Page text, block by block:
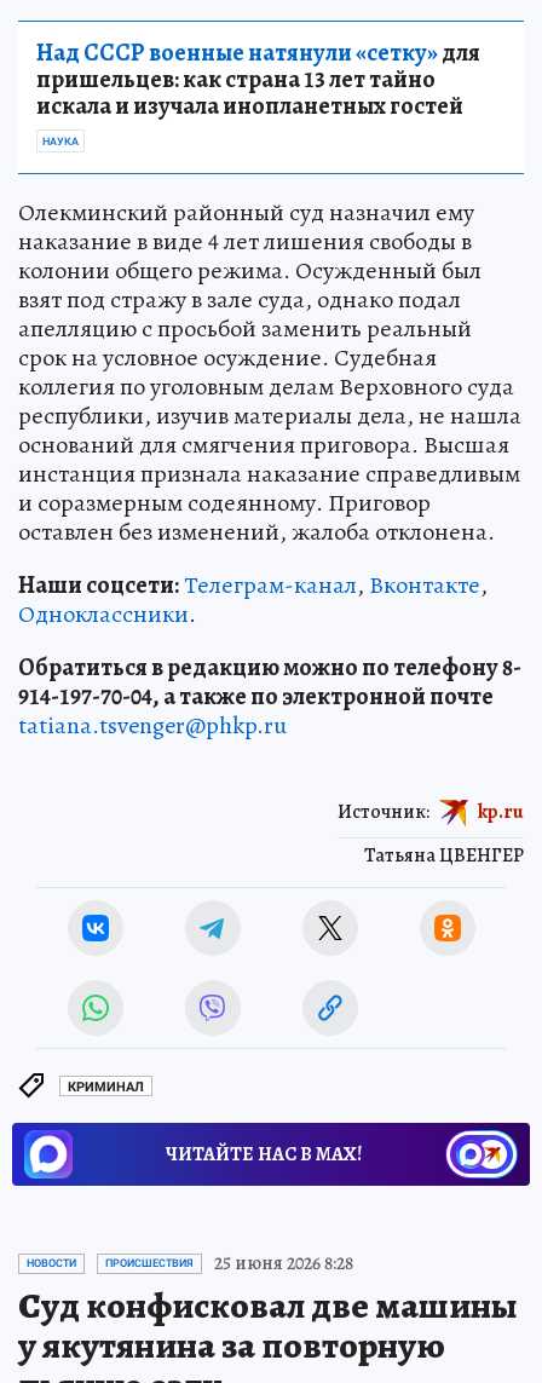
Над СССР военные натянули «сетку»для
пришельцев: как страна 13 лет тайно
искала и изучала инопланетных гостей
НАУКА
Олекминский районный суд назначил ему
наказание в виде 4 лет лишения свободы в
колонии общего режима. Осужденный был
взят под стражу в зале суда, однако подал
апелляцию с просьбой заменить реальный
срок на условное осуждение. Судебная
коллегия по уголовным делам Верховного суда
республики, изучив материалы дела, не нашла
оснований для смягчения приговора. Высшая
инстанция признала наказание справедливым
и соразмерным содеянному. Приговор
оставлен без изменений, жалоба отклонена.
Наши соцсети:Телеграм-канал, Вконтакте,
Одноклассники.
Обратиться в редакцию можно по телефону 8-
914-197-70-04, а также по электронной почте
tatiana.tsvenger@phkp.ru
Татьяна ЦВЕНГЕР
Источник: kp.ru
КРИМИНАЛ
ЧИТАЙТЕ НАС В МАХ!
НОВОСТИ ПРОИСШЕСТВИЯ 25 июня 2026 8:28
Суд конфисковал две машины
у якутянина за повторную